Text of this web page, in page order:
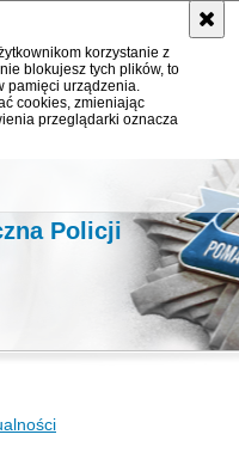
korzystanie z
blokujesz tych plików, to
pamięci urządzenia.
cookies, zmieniając
przeglądarki oznacza
Policji